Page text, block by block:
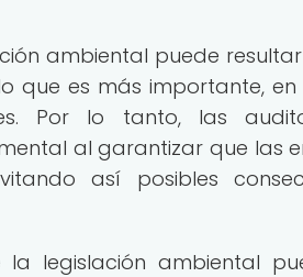
ambiental puede
que es más importante,
Por lo tanto, las
al garantizar que las
así posibles
la legislación ambiental